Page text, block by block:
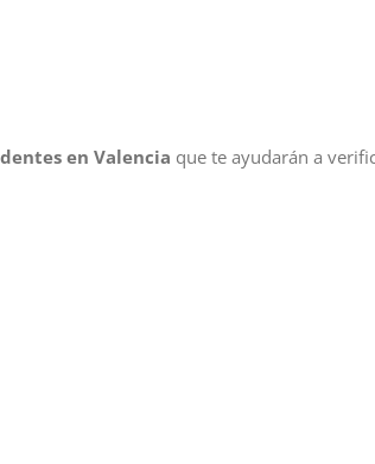
en Valencia que te ayudarán a